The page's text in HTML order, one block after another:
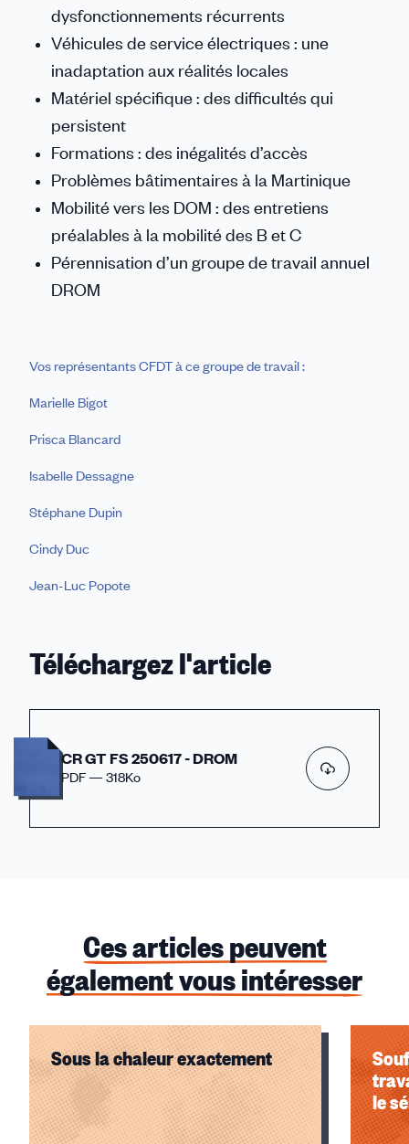
dysfonctionnements récurrents
Véhicules de service électriques : une
inadaptation aux réalités locales
Matériel spécifique : des difficultés qui
persistent
Formations : des inégalités d’accès
Problèmes bâtimentaires à la Martinique
Mobilité vers les DOM : des entretiens
préalables à la mobilité des B et C
Pérennisation d’un groupe de travail annuel
DROM
Vos représentants CFDT à ce groupe de travail :
Marielle Bigot
Prisca Blancard
Isabelle Dessagne
Stéphane Dupin
Cindy Duc
Jean-Luc Popote
Téléchargez l'article
CR GT FS 250617 - DROM
PDF — 318Ko
Ces articles peuvent
également vous intéresser
Sous la chaleur exactement
le